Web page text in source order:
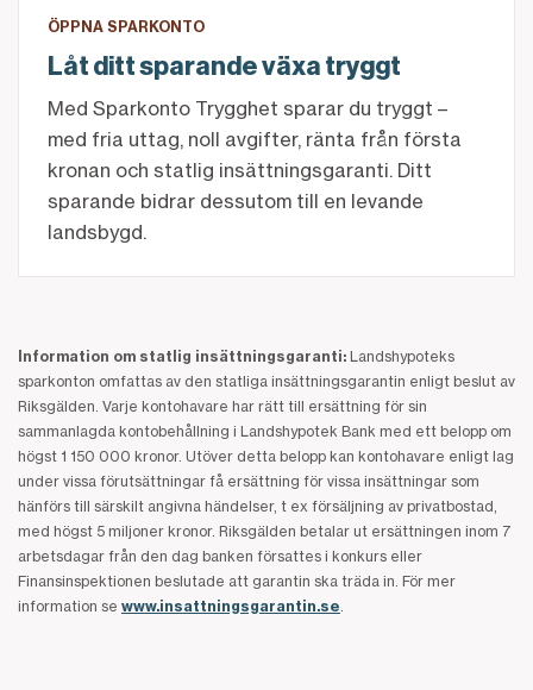
ÖPPNA SPARKONTO
Låt ditt sparande växa tryggt
Med Sparkonto Trygghet sparar du tryggt –
med fria uttag, noll avgifter, ränta från första
kronan och statlig insättningsgaranti. Ditt
sparande bidrar dessutom till en levande
landsbygd.
Information om statlig insättningsgaranti: Landshypoteks
sparkonton omfattas av den statliga insättningsgarantin enligt beslut av
Riksgälden. Varje kontohavare har rätt till ersättning för sin
sammanlagda kontobehållning i Landshypotek Bank med ett belopp om
högst 1 150 000 kronor. Utöver detta belopp kan kontohavare enligt lag
under vissa förutsättningar få ersättning för vissa insättningar som
hänförs till särskilt angivna händelser, t ex försäljning av privatbostad,
med högst 5 miljoner kronor. Riksgälden betalar ut ersättningen inom 7
arbetsdagar från den dag banken försattes i konkurs eller
Finansinspektionen beslutade att garantin ska träda in. För mer
information se www.insattningsgarantin.se